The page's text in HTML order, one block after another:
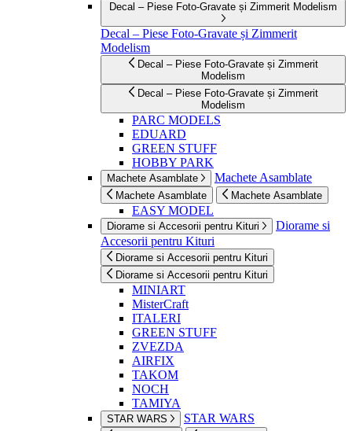
Decal – Piese Foto-Gravate și Zimmerit Modelism
Decal – Piese Foto-Gravate și Zimmerit
Modelism
Decal – Piese Foto-Gravate și Zimmerit
Modelism
Decal – Piese Foto-Gravate și Zimmerit
Modelism
PARC MODELS
EDUARD
GREEN STUFF
HOBBY PARK
Machete Asamblate Machete Asamblate
Machete Asamblate Machete Asamblate
EASY MODEL
Diorame si Accesorii pentru Kituri
Diorame si
Accesorii pentru Kituri
Diorame si Accesorii pentru Kituri
Diorame si Accesorii pentru Kituri
MINIART
MisterCraft
ITALERI
GREEN STUFF
ZVEZDA
AIRFIX
TAKOM
NOCH
TAMIYA
STAR WARS STAR WARS